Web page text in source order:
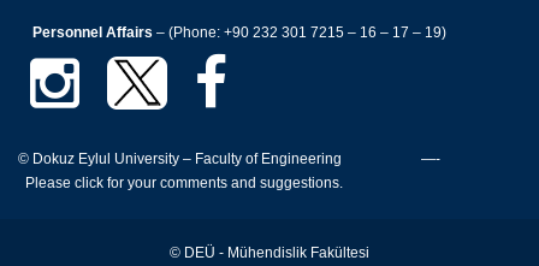
Personnel Affairs – (Phone: +90 232 301 7215 – 16 – 17 – 19)
© Dokuz Eylul University – Faculty of Engineering —-
Please click for your comments and suggestions.
© DEÜ - Mühendislik Fakültesi